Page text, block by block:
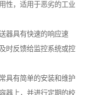
性，适用于恶劣的工业
器具有快速的响应速
时反馈给监控系统或控
具有简单的安装和维护
器上，并进行定期的校